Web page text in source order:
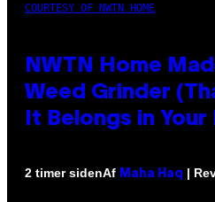
COURTESY OF NWTN HOME
NWTN Home
Weed Grinder
It Belongs in
2 timer sidenAf Maha Haq |